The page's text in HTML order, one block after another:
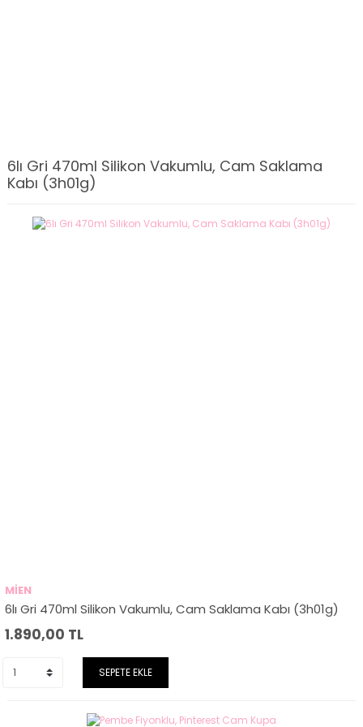
6lı Gri 470ml Silikon Vakumlu, Cam Saklama
Kabı (3h01g)
MİEN
6lı Gri 470ml Silikon Vakumlu, Cam Saklama Kabı (3h01g)
1.890,00 TL
SEPETE EKLE